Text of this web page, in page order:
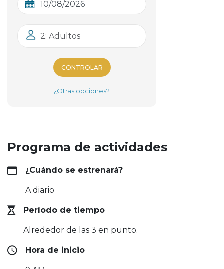
2: Adultos
CONTROLAR
¿Otras opciones?
Programa de actividades
¿Cuándo se estrenará?
A diario
Período de tiempo
Alrededor de las 3 en punto.
Hora de inicio